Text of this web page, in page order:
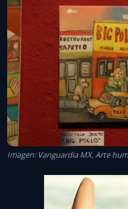
Imagen: Vanguardia MX, Arte